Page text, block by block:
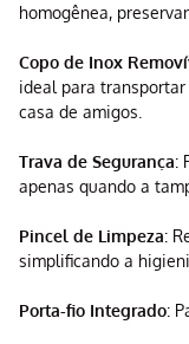
homogênea,
Copo de Inox
ideal para
casa de amigos.
Trava de Segurança:
apenas quando a
Pincel de Limpeza:
simplificando a
Porta-fio Integrado: